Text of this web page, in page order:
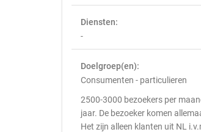
Diensten:
-
Doelgroep(en):
Consumenten - particulieren
2500-3000 bezoekers per
jaar. De bezoeker komen
Het zijn alleen klanten uit NL